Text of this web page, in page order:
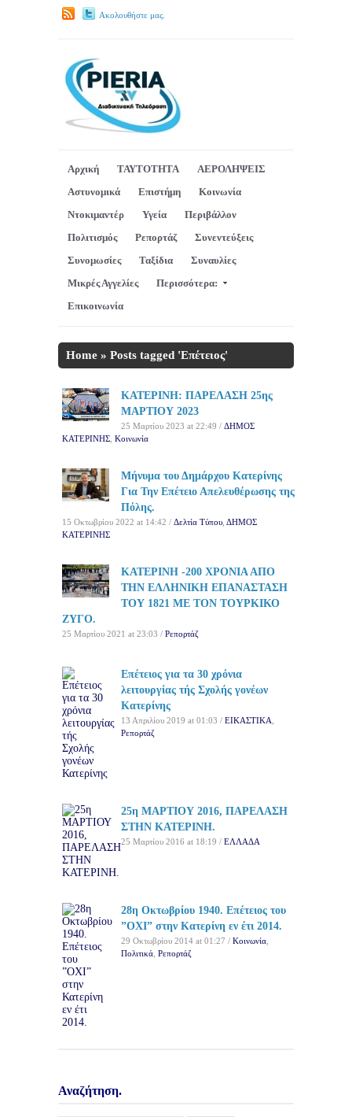
Ακολουθήστε μας.
Αρχική ΤΑΥΤΟΤΗΤΑ
ΑΕΡΟΛΗΨΕΙΣ
Αστυνομικά
Επιστήμη
Κοινωνία
Ντοκιμαντέρ
Υγεία
Περιβάλλον
Πολιτισμός
Ρεπορτάζ
Συνεντεύξεις
Συνομωσίες
Ταξίδια
Συναυλίες
Μικρές Αγγελίες
Περισσότερα:
Επικοινωνία
Home » Posts tagged 'Επέτειος'
ΚΑΤΕΡΙΝΗ: ΠΑΡΕΛΑΣΗ 25ης
ΜΑΡΤΙΟΥ 2023
25 Μαρτίου 2023 at 22:49 / ΔΗΜΟΣ
ΚΑΤΕΡΙΝΗΣ Κοινωνία
Μήνυμα του Δημάρχου Κατερίνης
Για Την Επέτειο Απελευθέρωσης της
Πόλης.
15 Οκτωβρίου 2022 at 14:42 / Δελτία Τύπου ΔΗΜΟΣ
ΚΑΤΕΡΙΝΗΣ
ΚΑΤΕΡΙΝΗ -200 ΧΡΟΝΙΑ ΑΠΟ
ΤΗΝ ΕΛΛΗΝΙΚΗ ΕΠΑΝΑΣΤΑΣΗ
ΤΟΥ 1821 ΜΕ ΤΟΝ ΤΟΥΡΚΙΚΟ
ΖΥΓΟ.
25 Μαρτίου 2021 at 23:03 / Ρεπορτάζ
Επέτειος για τα 30 χρόνια
λειτουργίας τής Σχολής γονέων
Κατερίνης
13 Απριλίου 2019 at 01:03 / ΕΙΚΑΣΤΙΚΑ
Ρεπορτάζ
25η ΜΑΡΤΙΟΥ 2016, ΠΑΡΕΛΑΣΗ
ΣΤΗΝ ΚΑΤΕΡΙΝΗ.
25 Μαρτίου 2016 at 18:19 / ΕΛΛΑΔΑ
28η Οκτωβρίου 1940. Επέτειος του
”ΟΧΙ” στην Κατερίνη εν έτι 2014.
29 Οκτωβρίου 2014 at 01:27 / Κοινωνία
Πολιτικά Ρεπορτάζ
Αναζήτηση.